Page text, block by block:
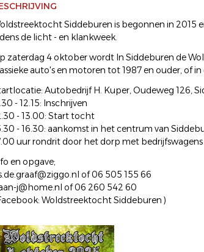
Siddeburen is begonnen in 2015
de licht - en klankweek.
zaterdag 4 oktober wordt In Siddeburen de
auto's en motoren tot 1987 en ouder, of
Autobedrijf H. Kuper, Oudeweg 126,
- 12.15: Inschrijven
- 13.00: Start tocht
- 16.30: aankomst in het centrum van
uur rondrit door het dorp met bedrijfswagens
en opgave;
of 06 505 155 66
j@home.nl of 06 260 542 60
Woldstreektocht Siddeburen )